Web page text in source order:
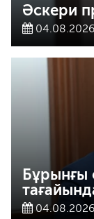
Әскери
Бұрынғы